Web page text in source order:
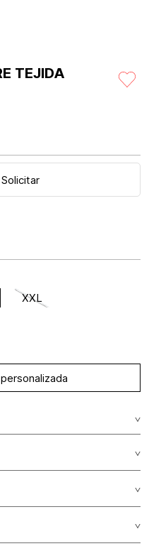
TEJIDA
Solicitar
XXL
42% 53.00%
/ no utilizar
Master Card y American